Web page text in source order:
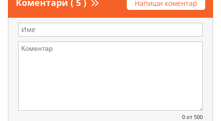
Коментари ( 5 ) Напиши коментар
0 от 500